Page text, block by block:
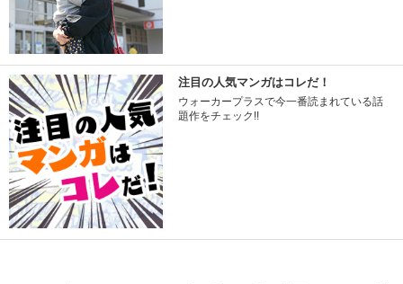
注目の人気マンガはコレだ！
ウォーカープラスで今一番読まれている話
題作をチェック!!